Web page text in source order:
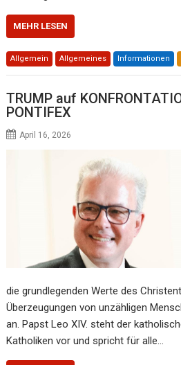
MEHR LESEN
Allgemein Allgemeines Informationen
TRUMP auf
PONTIFEX
April 16, 2026
die grundlegenden Werte des
Überzeugungen von unzähligen
an. Papst Leo XIV. steht der
Katholiken vor und spricht für alle…